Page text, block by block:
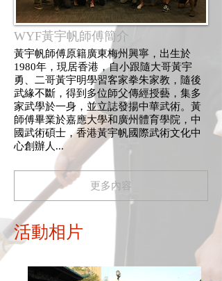
WYF黃宇帆師傅簡介
黃宇帆師傅原籍廣東梅州興寧，出生於
1980年，現居香港，自小跟隨大哥黃宇
勇、二哥黃宇明學習客家拳朱家教，隨後
武緣不斷，得到多位師父傳經授藝，集多
家武學於一身，並立誌發揚中華武術。黃
師傅畢業於嘉應大學和廣州體育學院，中
國武術碩士，香港黃宇帆國際武術文化中
心創辦人...
更多內容
活動相片